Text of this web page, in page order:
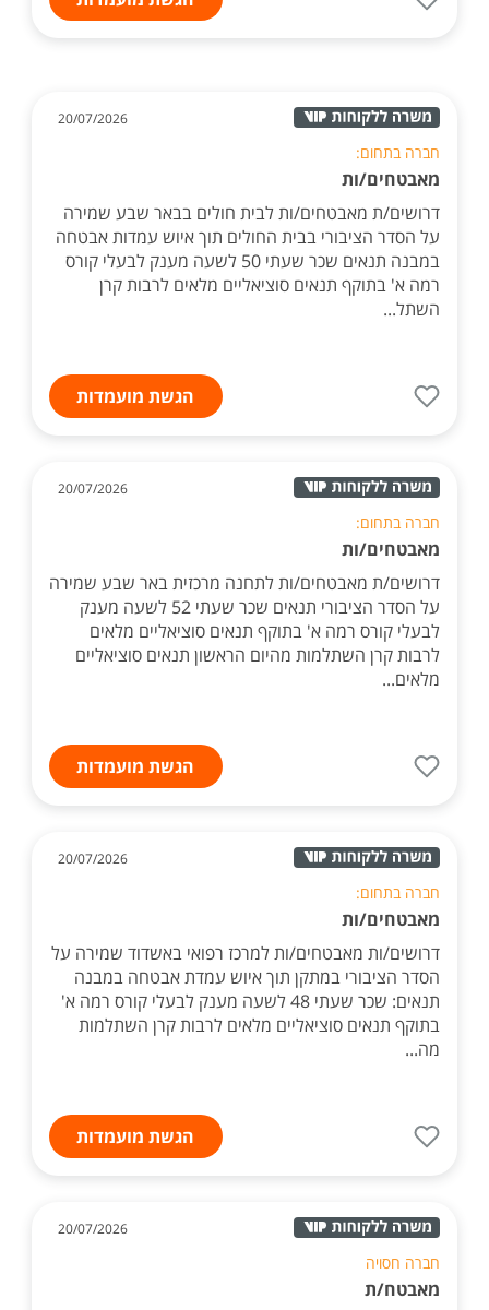
20/07/2026
חברה בתחום:
מאבטחים/ות
דרושים/ת מאבטחים/ות לבית חולים בבאר שבע שמירה
על הסדר הציבורי בבית החולים תוך איוש עמדות אבטחה
במבנה תנאים שכר שעתי 50 לשעה מענק לבעלי קורס
רמה א' בתוקף תנאים סוציאליים מלאים לרבות קרן
השתל...
הגשת מועמדות
20/07/2026
חברה בתחום:
מאבטחים/ות
דרושים/ת מאבטחים/ות לתחנה מרכזית באר שבע שמירה
על הסדר הציבורי תנאים שכר שעתי 52 לשעה מענק
לבעלי קורס רמה א' בתוקף תנאים סוציאליים מלאים
לרבות קרן השתלמות מהיום הראשון תנאים סוציאליים
מלאים...
הגשת מועמדות
20/07/2026
חברה בתחום:
מאבטחים/ות
דרושים/ות מאבטחים/ות למרכז רפואי באשדוד שמירה על
הסדר הציבורי במתקן תוך איוש עמדת אבטחה במבנה
תנאים: שכר שעתי 48 לשעה מענק לבעלי קורס רמה א'
בתוקף תנאים סוציאליים מלאים לרבות קרן השתלמות
מה...
הגשת מועמדות
20/07/2026
חברה חסויה
מאבטח/ת